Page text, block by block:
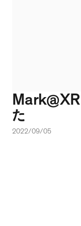
Mark@XR
た
2022/09/05